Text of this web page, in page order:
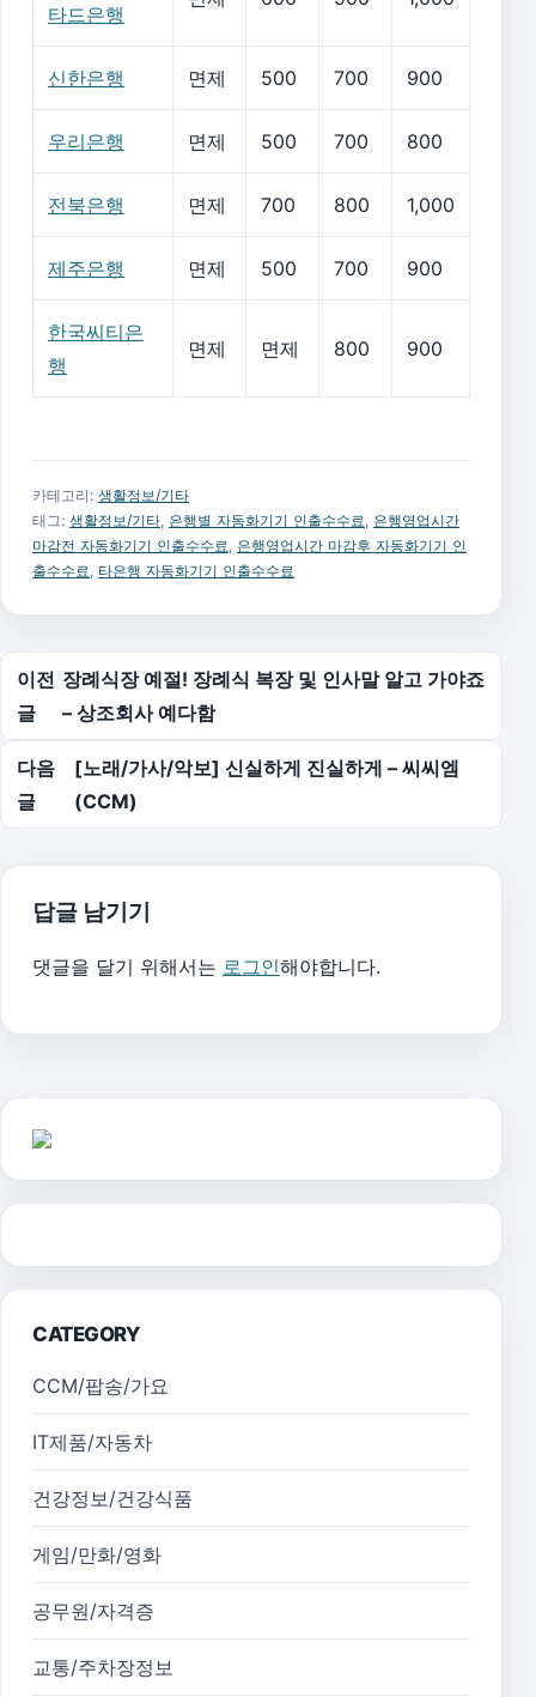
타드은행
신한은행 면제 500 700 900
우리은행 면제 500 700 800
전북은행 면제 700 800 1,000
제주은행 면제 500 700 900
한국씨티은
행
면제 면제 800 900
카테고리: 생활정보/기타
태그: 생활정보/기타 은행별 자동화기기 인출수수료
은행영업시간
마감전 자동화기기 인출수수료
은행영업시간 마감후 자동화기기 인
출수수료
타은행 자동화기기 인출수수료
글 탐색
이전
글
장례식장 예절! 장례식 복장 및 인사말 알고 가야죠
– 상조회사 예다함
다음
글
[노래/가사/악보] 신실하게 진실하게 – 씨씨엠
(CCM)
답글 남기기
댓글을 달기 위해서는 로그인해야합니다.
CATEGORY
CCM/팝송/가요
IT제품/자동차
건강정보/건강식품
게임/만화/영화
공무원/자격증
교통/주차장정보